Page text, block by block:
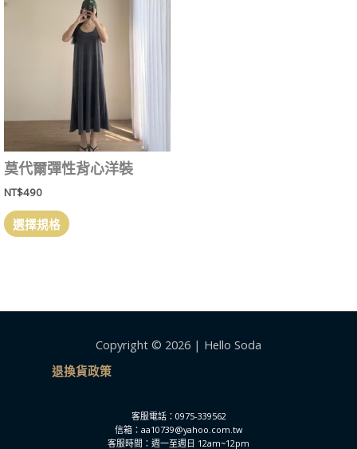
莫代爾彈性背心洋裝
NT$490
選擇規格
Copyright © 2026 | Hello Soda
退換貨政策
客服電話：0975-339562
信箱：aa10739@yahoo.com.tw
客服時間：週一至週日 12am~12pm